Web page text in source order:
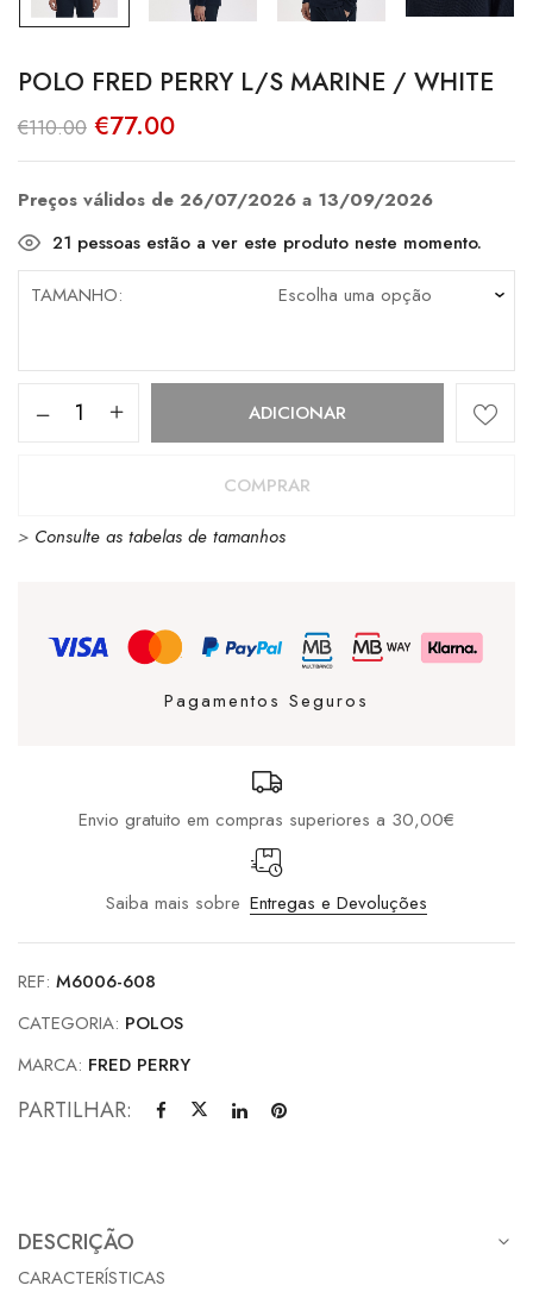
POLO FRED PERRY L/S MARINE / WHITE
€110.00 O
preço
original
€110.00.
€77.00O
atual
€77.00.
Preços válidos de 26/07/2026 a 13/09/2026
21 pessoas estão a ver este produto neste momento.
TAMANHO
Quantidade
Perry
ADICIONAR
COMPRAR
> Consulte as tabelas de tamanhos
Pagamentos Seguros
Envio gratuito em compras superiores a 30,00€
Saiba mais sobre Entregas e Devoluções
REF: M6006-608
CATEGORIA: POLOS
MARCA: FRED PERRY
PARTILHAR:
DESCRIÇÃO
CARACTERÍSTICAS